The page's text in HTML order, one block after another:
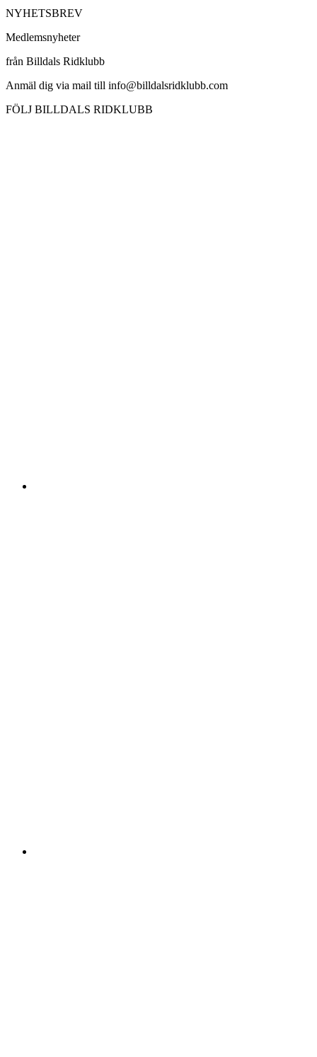
NYHETSBREV
Medlemsnyheter
från Billdals Ridklubb
Anmäl dig via mail till info@billdalsridklubb.com
FÖLJ BILLDALS RIDKLUBB